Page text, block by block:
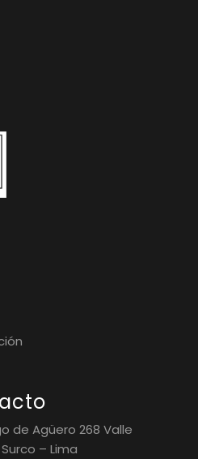
de Agüero 268 Valle
– Lima